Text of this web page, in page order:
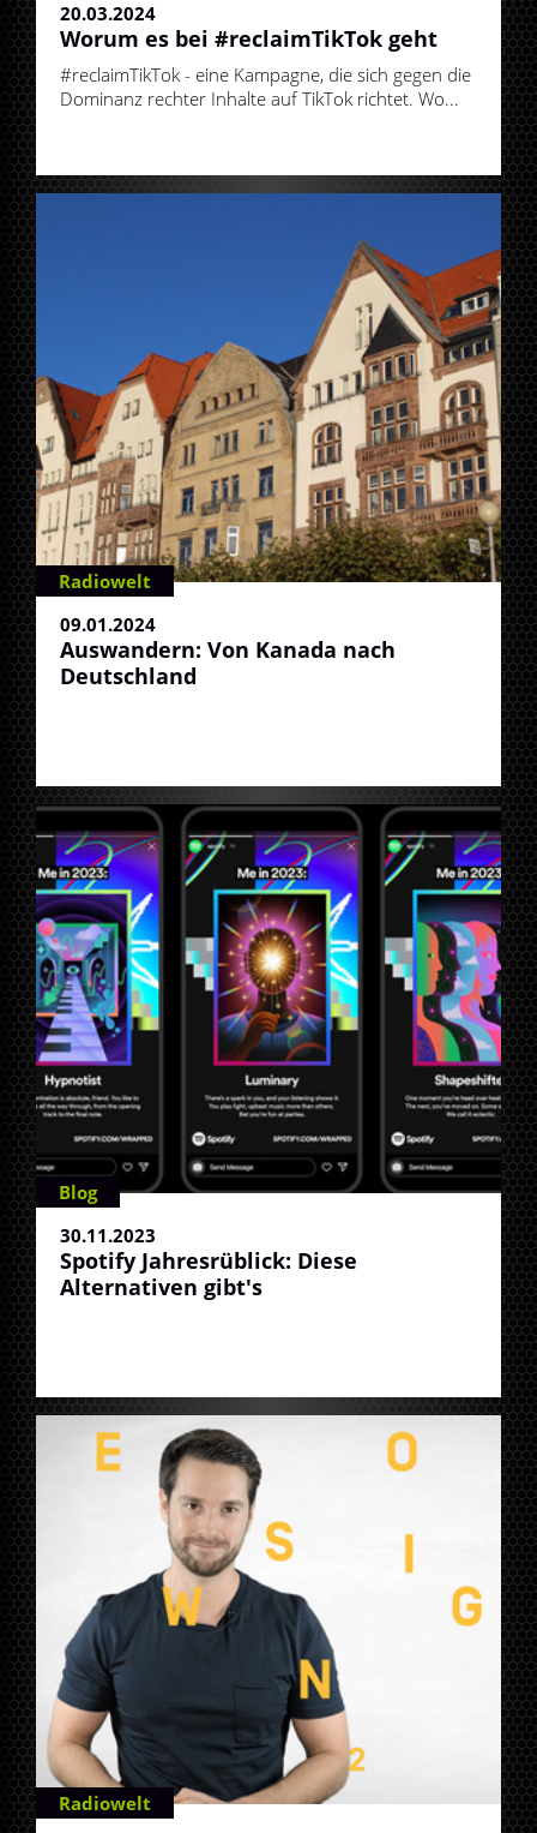
20.03.2024
Worum es bei #reclaimTikTok geht
#reclaimTikTok - eine Kampagne, die sich gegen die
Dominanz rechter Inhalte auf TikTok richtet. Wo...
Radiowelt
09.01.2024
Auswandern: Von Kanada nach
Deutschland
Blog
30.11.2023
Spotify Jahresrüblick: Diese
Alternativen gibt's
Radiowelt